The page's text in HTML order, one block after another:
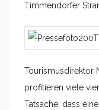
Timmendorfer
Tourismusdirektor
profitieren viele
Tatsache, dass